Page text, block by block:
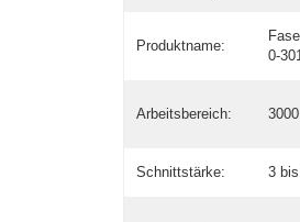
Produktname:
0-
Arbeitsbereich:
Schnittstärke: 3